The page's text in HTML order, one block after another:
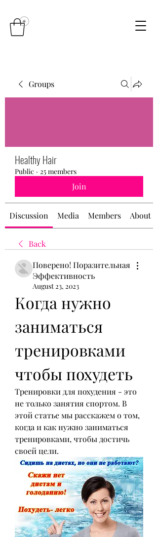
Groups
Healthy Hair
Public · 25 members
Join
Discussion Media Members About
Back
Поверено! Поразительная
Эффективность
August 23, 2023
Когда нужно
заниматься
тренировками
чтобы похудеть
Тренировки для похудения - это
не только занятия спортом. В
этой статье мы расскажем о том,
когда и как нужно заниматься
тренировками, чтобы достичь
своей цели.